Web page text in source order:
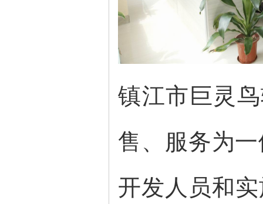
镇江市巨灵
售、服务为
开发人员和